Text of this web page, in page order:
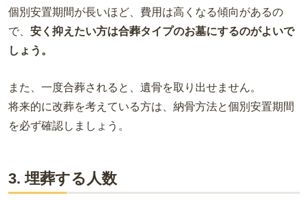
個別安置期間が長いほど、費用は高くなる傾向があるの
で、 安く抑えたい方は合葬タイプのお墓にするのがよいで
しょう。
また、一度合葬されると、遺骨を取り出せません。
将来的に改葬を考えている方は、納骨方法と個別安置期間
を必ず確認しましょう。
3. 埋葬する人数